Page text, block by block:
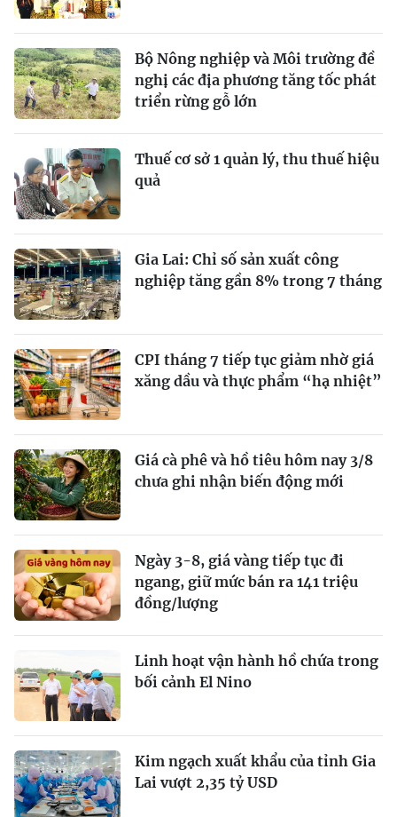
Bộ Nông nghiệp và Môi trường đề
nghị các địa phương tăng tốc phát
triển rừng gỗ lớn
Thuế cơ sở 1 quản lý, thu thuế hiệu
quả
Gia Lai: Chỉ số sản xuất công
nghiệp tăng gần 8% trong 7 tháng
CPI tháng 7 tiếp tục giảm nhờ giá
xăng dầu và thực phẩm “hạ nhiệt”
Giá cà phê và hồ tiêu hôm nay 3/8
chưa ghi nhận biến động mới
Ngày 3-8, giá vàng tiếp tục đi
ngang, giữ mức bán ra 141 triệu
đồng/lượng
Linh hoạt vận hành hồ chứa trong
bối cảnh El Nino
Kim ngạch xuất khẩu của tỉnh Gia
Lai vượt 2,35 tỷ USD